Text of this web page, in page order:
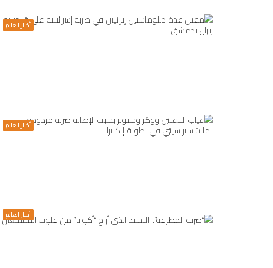
أخبار العالم
أخبار العالم
أخبار العالم